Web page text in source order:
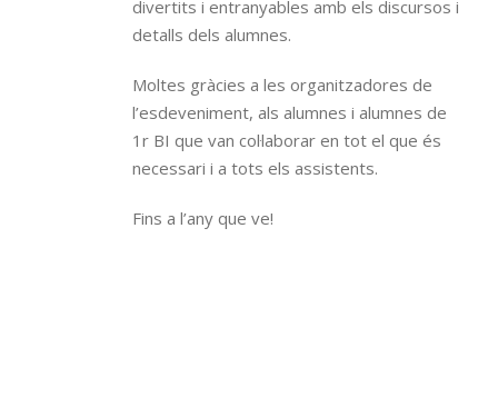
divertits i entranyables amb els discursos i
detalls dels alumnes.
Moltes gràcies a les organitzadores de
l’esdeveniment, als alumnes i alumnes de
1r BI que van col·laborar en tot el que és
necessari i a tots els assistents.
Fins a l’any que ve!